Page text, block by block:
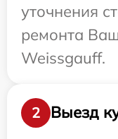
уточнения
ремонта
Weissgauff.
2
Выезд